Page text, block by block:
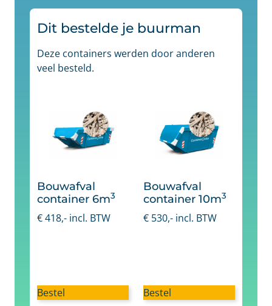
Dit bestelde je buurman
Deze containers werden door anderen
veel besteld.
Bouwafval
container 6m3
€418,- incl. BTW
Bestel
Bouwafval
container 10m3
€ 530,- incl. BTW
Bestel